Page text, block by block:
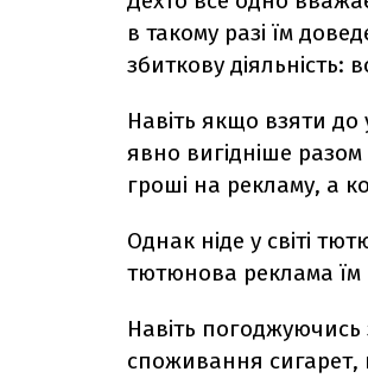
в такому разі їм
збиткову
Навіть якщо взяти
явно вигідніше
гроші на рекламу, а
Однак ніде у світі
тютюнова реклама їм
Навіть
споживання сигарет,